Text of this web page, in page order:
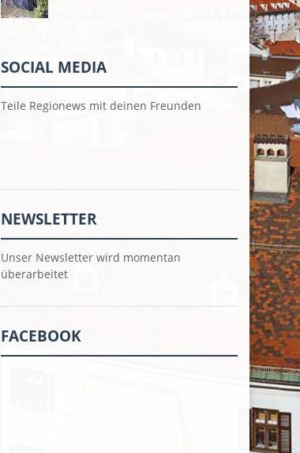
SOCIAL MEDIA
Teile Regionews mit deinen Freunden
NEWSLETTER
Unser Newsletter wird momentan
überarbeitet
FACEBOOK